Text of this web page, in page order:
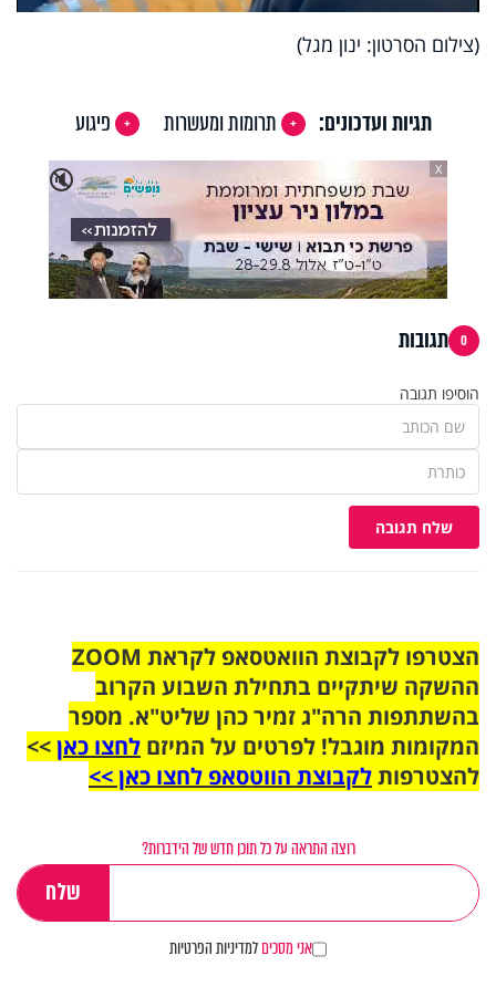
Video
(צילום הסרטון: ינון מגל)
תגיות ועדכונים: תרומות ומעשרות
פיגוע
🔇
X
0 תגובות
הוסיפו תגובה
שלח תגובה
הצטרפו לקבוצת הוואטסאפ לקראת ZOOM
ההשקה שיתקיים בתחילת השבוע הקרוב
בהשתתפות הרה"ג זמיר כהן שליט"א. מספר
המקומות מוגבל! לפרטים על המיזם לחצו כאן>>
להצטרפותלקבוצת הווטסאפ לחצו כאן >>
רוצה התראה על כל תוכן חדש של הידברות?
אני מסכיםלמדיניות הפרטיות